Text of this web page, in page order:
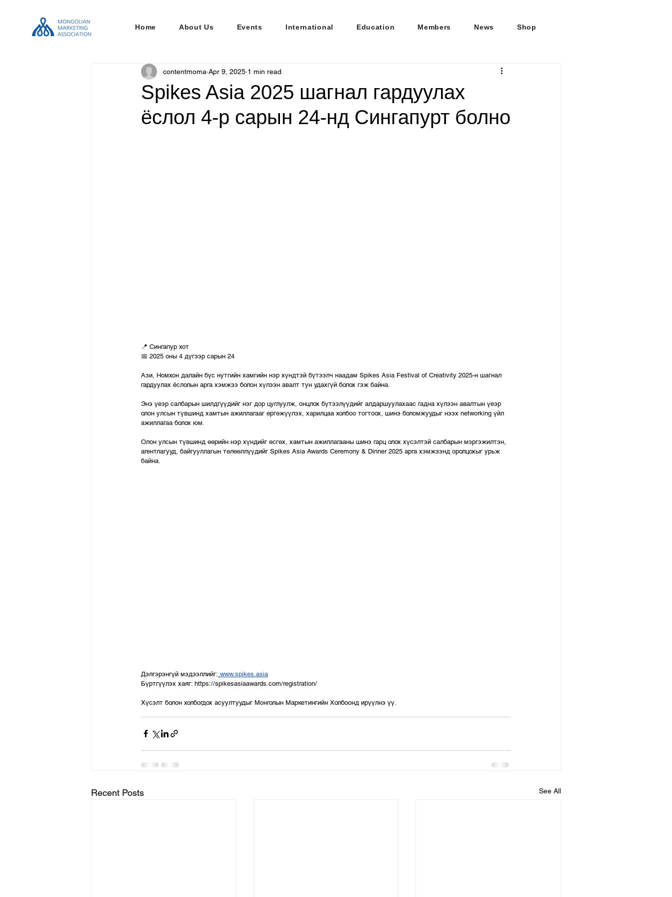
Home About Us Events International Education Members News Shop
Spikes Asia 2025 шагнал гардуулах
ёслол 4-р сарын 24-нд Сингапурт болно
contentmoma Apr 9, 2025 1 min read
📍 Сингапур хот
📅 2025 оны 4 дүгээр сарын 24
Ази, Номхон далайн бүс нутгийн хамгийн нэр хүндтэй бүтээлч наадам Spikes Asia Festival of Creativity 2025-н шагнал
гардуулах ёслолын арга хэмжээ болон хүлээн авалт тун удахгүй болох гэж байна.
Энэ үеэр салбарын шилдгүүдийг нэг дор цуглуулж, онцлох бүтээлүүдийг алдаршуулахаас гадна хүлээн авалтын үеэр
олон улсын түвшинд хамтын ажиллагааг өргөжүүлэх, харилцаа холбоо тогтоох, шинэ боломжуудыг нээх networking үйл
ажиллагаа болох юм.
Олон улсын түвшинд өөрийн нэр хүндийг өсгөх, хамтын ажиллагааны шинэ гарц олох хүсэлтэй салбарын мэргэжилтэн,
агентлагууд, байгууллагын төлөөллүүдийг Spikes Asia Awards Ceremony & Dinner 2025 арга хэмжээнд оролцохыг урьж
байна.
Дэлгэрэнгүй мэдээллийг: www.spikes.asia
Бүртгүүлэх хаяг: https://spikesasiaawards.com/registration/
Хүсэлт болон холбогдох асуултуудыг Монголын Маркетингийн Холбоонд ирүүлнэ үү.
Recent Posts See All